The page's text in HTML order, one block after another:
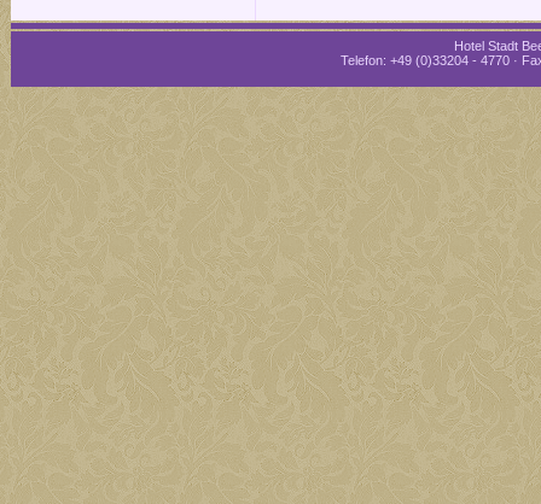
Hotel Stadt
Telefon: +49 (0)33204 - 4770 ·